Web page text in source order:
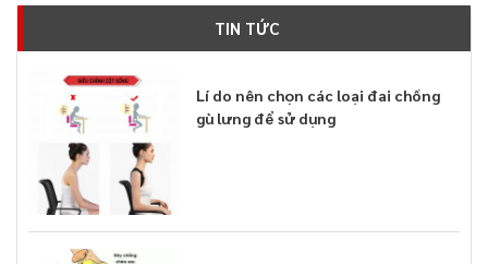
TIN TỨC
Lí do nên chọn các loại đai chống
gù lưng để sử dụng